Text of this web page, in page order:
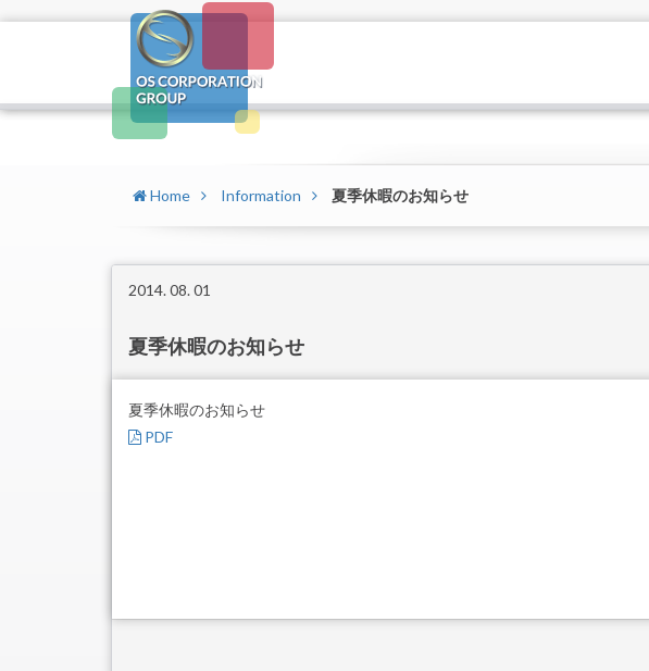
Home Information 夏季休暇のお知らせ
2014. 08. 01
夏季休暇のお知らせ
夏季休暇のお知らせ
PDF